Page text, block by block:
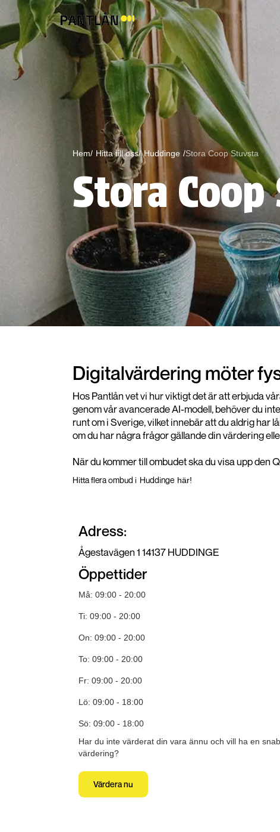
Hem/ Hitta till oss/ Huddinge /Stora Coop Stuvsta
Stora
Digitalvärdering möter
Hos Pantlån vet vi hur viktigt det är att erbjuda
genom vår avancerade AI-modell, behöver du
runt om i Sverige, vilket innebär att du aldrig har
om du har några frågor gällande din värdering
När du kommer till ombudet ska du visa upp den
Hitta flera ombud i Huddinge här!
Adress:
Ågestavägen 1 14137 HUDDINGE
Öppettider
Må: 09:00 - 20:00
Ti: 09:00 - 20:00
On: 09:00 - 20:00
To: 09:00 - 20:00
Fr: 09:00 - 20:00
Lö: 09:00 - 18:00
Sö: 09:00 - 18:00
Har du inte värderat din vara ännu och vill ha en
värdering?
Värdera nu